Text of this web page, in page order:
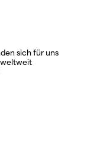
sich für uns
weltweit